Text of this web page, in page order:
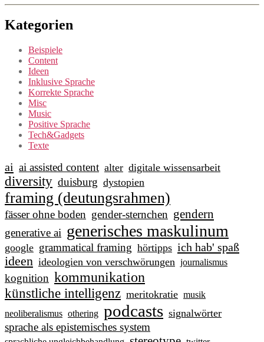
Kategorien
Beispiele
Content
Ideen
Inklusive Sprache
Korrekte Sprache
Misc
Music
Positive Sprache
Tech&Gadgets
Texte
ai ai assisted content alter digitale wissensarbeit
diversity duisburg dystopien
framing (deutungsrahmen)
fässer ohne boden gender-sternchen gendern
generative ai generisches maskulinum
google grammatical framing hörtipps ich hab' spaß
ideen ideologien von verschwörungen journalismus
kognition kommunikation
künstliche intelligenz meritokratie musik
neoliberalismus othering podcasts signalwörter
sprache als epistemisches system